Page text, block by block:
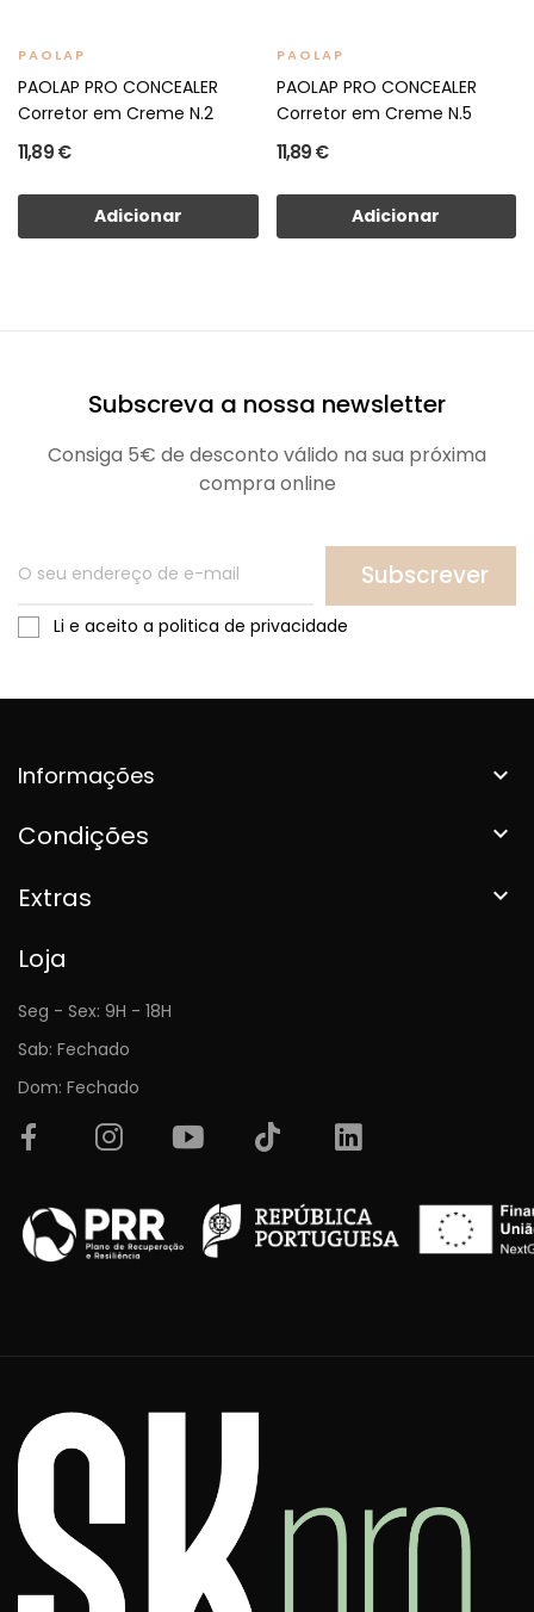
PAOLAP
PAOLAP PRO CONCEALER
Corretor em Creme N.2
11,89 €
Adicionar
PAOLAP
PAOLAP PRO CONCEALER
Corretor em Creme N.5
11,89 €
Adicionar
Subscreva a nossa newsletter
Consiga 5€ de desconto válido na sua próxima
compra online
Subscrever
Li e aceito a politica de privacidade
Informações 
Condições 
Extras 
Loja
Seg - Sex: 9H - 18H
Sab: Fechado
Dom: Fechado